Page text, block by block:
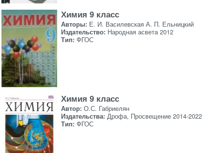
Химия 9 класс
Авторы: Е. И. Василевская А. П. Ельницкий
Издательство: Народная асвета 2012
Тип: ФГОС
Химия 9 класс
Автор: О.С. Габриелян
Издательства: Дрофа, Просвещение 2014-2022
Тип: ФГОС